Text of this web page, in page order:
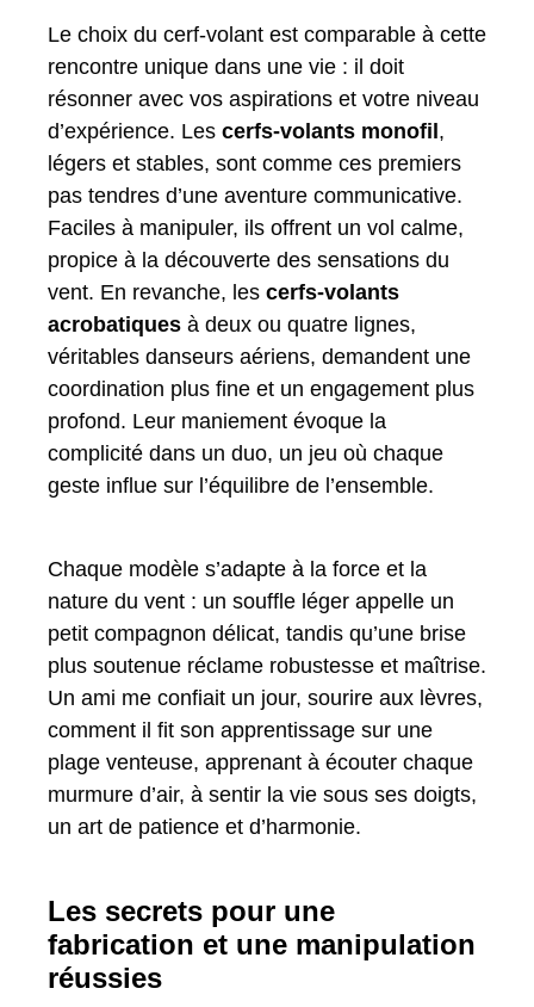
Le choix du cerf-volant est comparable à cette
rencontre unique dans une vie : il doit
résonner avec vos aspirations et votre niveau
d’expérience. Les cerfs-volants monofil,
légers et stables, sont comme ces premiers
pas tendres d’une aventure communicative.
Faciles à manipuler, ils offrent un vol calme,
propice à la découverte des sensations du
vent. En revanche, les cerfs-volants
acrobatiques à deux ou quatre lignes,
véritables danseurs aériens, demandent une
coordination plus fine et un engagement plus
profond. Leur maniement évoque la
complicité dans un duo, un jeu où chaque
geste influe sur l’équilibre de l’ensemble.
Chaque modèle s’adapte à la force et la
nature du vent : un souffle léger appelle un
petit compagnon délicat, tandis qu’une brise
plus soutenue réclame robustesse et maîtrise.
Un ami me confiait un jour, sourire aux lèvres,
comment il fit son apprentissage sur une
plage venteuse, apprenant à écouter chaque
murmure d’air, à sentir la vie sous ses doigts,
un art de patience et d’harmonie.
Les secrets pour une
fabrication et une manipulation
réussies